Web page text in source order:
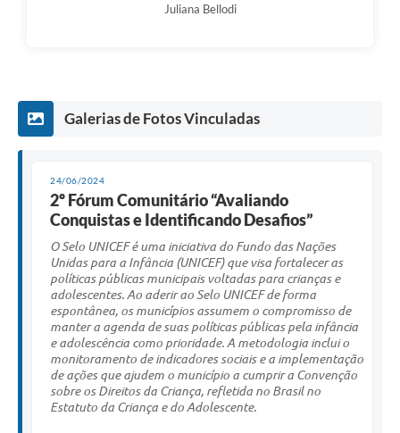
Juliana Bellodi
Galerias de Fotos Vinculadas
24/06/2024
2º Fórum Comunitário “Avaliando
Conquistas e Identificando Desafios”
O Selo UNICEF é uma iniciativa do Fundo das Nações
Unidas para a Infância (UNICEF) que visa fortalecer as
políticas públicas municipais voltadas para crianças e
adolescentes. Ao aderir ao Selo UNICEF de forma
espontânea, os municípios assumem o compromisso de
manter a agenda de suas políticas públicas pela infância
e adolescência como prioridade. A metodologia inclui o
monitoramento de indicadores sociais e a implementação
de ações que ajudem o município a cumprir a Convenção
sobre os Direitos da Criança, refletida no Brasil no
Estatuto da Criança e do Adolescente.